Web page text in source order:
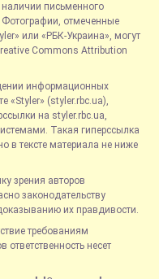
наличии письменного
Фотографии, отмеченные
или «РБК-Украина», могут
Commons Attribution
информационных
«Styler» (styler.rbc.ua),
на styler.rbc.ua,
Такая гиперссылка
в тексте материала не ниже
зрения авторов
законодательству
их правдивости.
требованиям
несет